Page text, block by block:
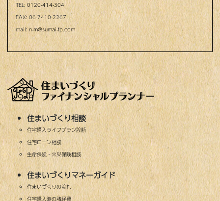
TEL: 0120-414-304
FAX: 06-7410-2267
mail:n-m@sumai-fp.com
住まいづくり相談
住宅購入ライフプラン診断
住宅ローン相談
生命保険・火災保険相談
住まいづくりマネーガイド
住まいづくりの流れ
住宅購入時の諸経費